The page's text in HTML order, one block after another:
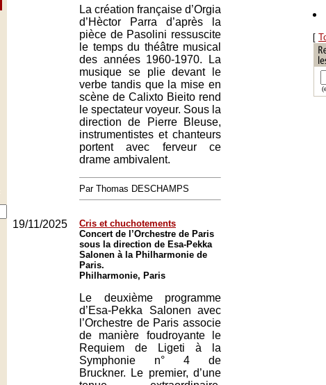
La création française d’Orgia
d’Hèctor Parra d’après la
pièce de Pasolini ressuscite
le temps du théâtre musical
des années 1960-1970. La
musique se plie devant le
verbe tandis que la mise en
scène de Calixto Bieito rend
le spectateur voyeur. Sous la
direction de Pierre Bleuse,
instrumentistes et chanteurs
portent avec ferveur ce
drame ambivalent.
Par Thomas DESCHAMPS
19/11/2025
Cris et chuchotements
Concert de l’Orchestre de Paris
sous la direction de Esa-Pekka
Salonen à la Philharmonie de
Paris.
Philharmonie, Paris
Le deuxième programme
d’Esa-Pekka Salonen avec
l’Orchestre de Paris associe
de manière foudroyante le
Requiem de Ligeti à la
Symphonie n° 4 de
Bruckner. Le premier, d’une
[